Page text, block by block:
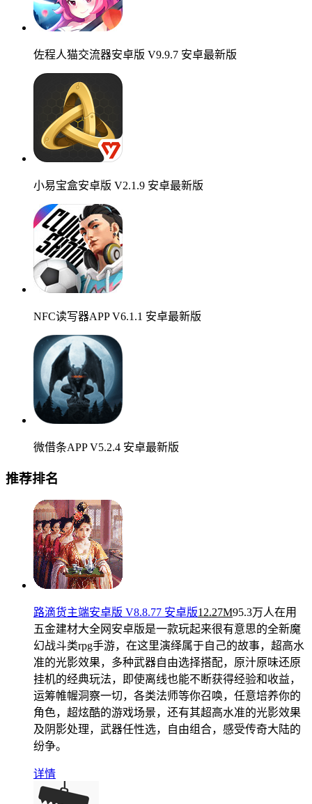
佐程人猫交流器安卓版 V9.9.7 安卓最新版
小易宝盒安卓版 V2.1.9 安卓最新版
NFC读写器APP V6.1.1 安卓最新版
微借条APP V5.2.4 安卓最新版
推荐排名
路滴货主端安卓版 V8.8.77 安卓版12.27M95.3万人在用
五金建材大全网安卓版是一款玩起来很有意思的全新魔
幻战斗类rpg手游，在这里演绎属于自己的故事，超高水
准的光影效果，多种武器自由选择搭配，原汁原味还原
挂机的经典玩法，即使离线也能不断获得经验和收益，
运筹帷幄洞察一切，各类法师等你召唤，任意培养你的
角色，超炫酷的游戏场景，还有其超高水准的光影效果
及阴影处理，武器任性选，自由组合，感受传奇大陆的
纷争。
详情